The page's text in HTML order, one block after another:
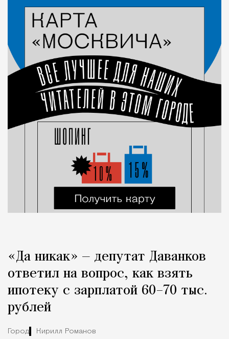
Город
«Да никак» — депутат Даванков
ответил на вопрос, как взять
ипотеку с зарплатой 60–70 тыс.
рублей
Город Кирилл Романов